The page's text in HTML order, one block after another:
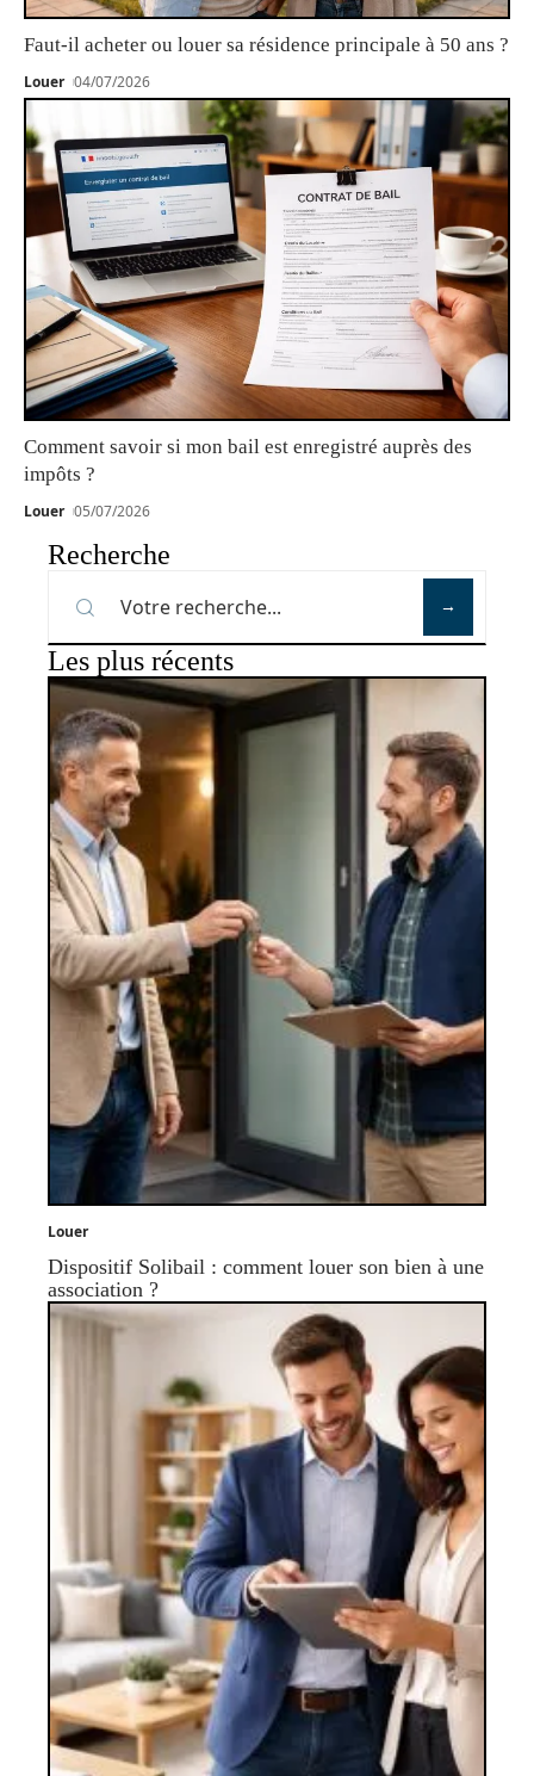
Faut-il acheter ou louer sa résidence principale à 50 ans ?
Louer 04/07/2026
Comment savoir si mon bail est enregistré auprès des
impôts ?
Louer 05/07/2026
Recherche
Les plus récents
Louer
Dispositif Solibail : comment louer son bien à une
association ?